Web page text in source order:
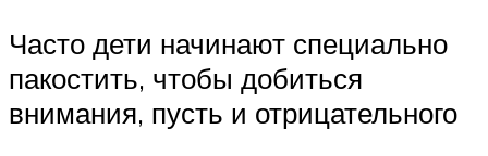
Часто дети начинают специально
пакостить, чтобы добиться
внимания, пусть и отрицательного